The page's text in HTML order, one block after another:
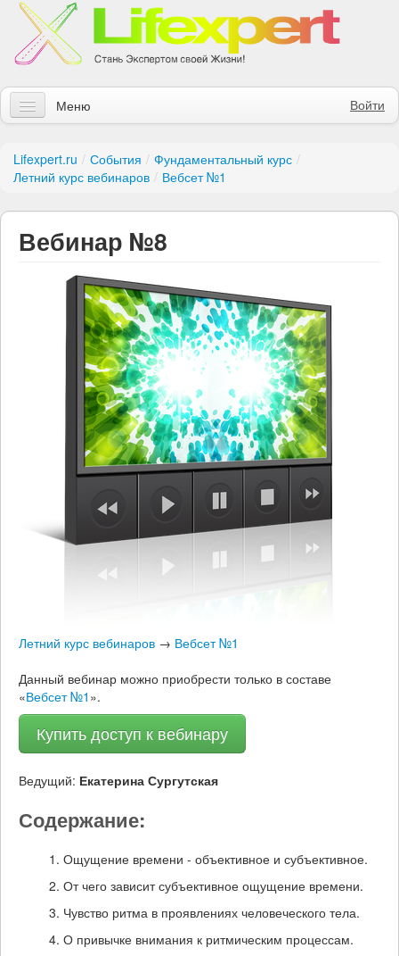
Войти
Меню
Инструменты
Обучение
Контакты
Правила получения заказов
Магазин
Искать
Lifexpert.ru / События / Фундаментальный курс /
Летний курс вебинаров / Вебсет №1
Вебинар №8
Летний курс вебинаров → Вебсет №1
Данный вебинар можно приобрести только в составе
«Вебсет №1 ».
Купить доступ к вебинару
Ведущий: Екатерина Сургутская
Содержание:
Ощущение времени - объективное и субъективное.
От чего зависит субъективное ощущение времени.
Чувство ритма в проявлениях человеческого тела.
О привычке внимания к ритмическим процессам.